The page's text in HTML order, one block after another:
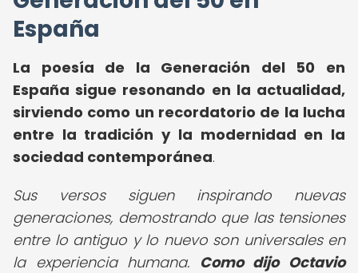
España
La poesía de la Generación del 50 en
España sigue resonando en la actualidad,
sirviendo como un recordatorio de la lucha
entre la tradición y la modernidad en la
sociedad contemporánea.
Sus versos siguen inspirando nuevas
generaciones, demostrando que las tensiones
entre lo antiguo y lo nuevo son universales en
la experiencia humana. Como dijo Octavio